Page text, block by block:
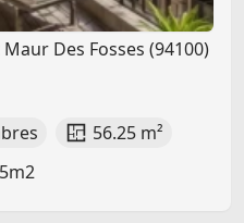
Des Fosses (94100)
56.25 m²